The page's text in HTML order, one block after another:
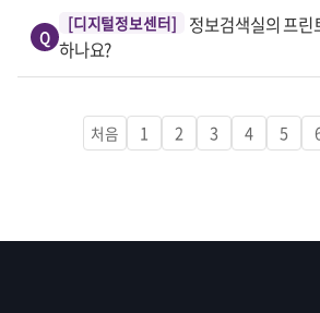
Q
[디지털정보센터]
정보검색실의 프
하나요?
처음 1 2 3 4 5